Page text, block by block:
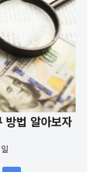
방법 알아보자